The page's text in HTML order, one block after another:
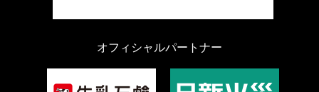
オフィシャルパートナー